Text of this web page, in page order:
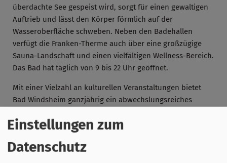
überdachte See gespeist wird, sorgt für einen gewaltigen
Auftrieb und lässt den Körper förmlich auf der
Wasseroberfläche schweben. Neben den Badehallen
verfügt die Franken-Therme auch über eine großzügige
Sauna-Landschaft und einen vielfältigen Wellness-Bereich.
Das Bad hat täglich von 9 bis 22 Uhr geöffnet.
Mit einer Vielzahl an kulturellen Veranstaltungen bietet
Bad Windsheim ganzjährig ein abwechslungsreiches
Musicals oder Konzerte im Kur- & Kongress-Center – für
Einstellungen zum
Datenschutz